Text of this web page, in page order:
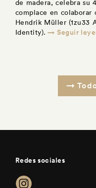
de madera, celebra su
complace en
Hendrik Müller (1zu33
Identity). → Seguir
Redes sociales